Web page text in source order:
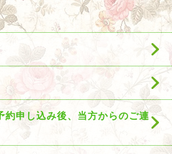
約申し込み後、当方からのご連